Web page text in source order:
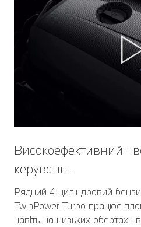
Високоефективний і
керуванні.
Рядний 4-циліндровий
TwinPower Turbo працює
навіть на низьких обертах